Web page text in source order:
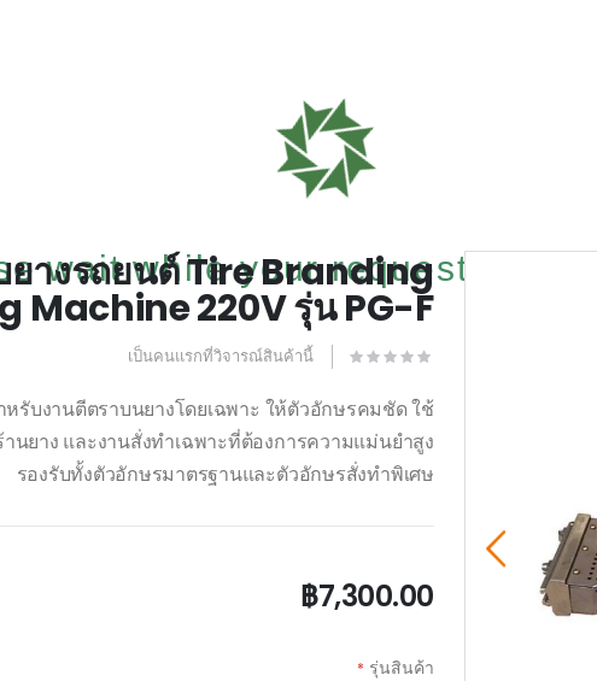
wait while your request is being
ยางรถยนต์ Tire Branding
Machine 220V รุ่น PG-F
เป็นคนแรกที่วิจารณ์สินค้านี้
รับงานตีตราบนยางโดยเฉพาะ ให้ตัวอักษรคมชัด ใช้
นยาง และงานสั่งทำเฉพาะที่ต้องการความแม่นยำสูง
รองรับทั้งตัวอักษรมาตรฐานและตัวอักษรสั่งทำพิเศษ
฿7,300.00
รุ่นสินค้า